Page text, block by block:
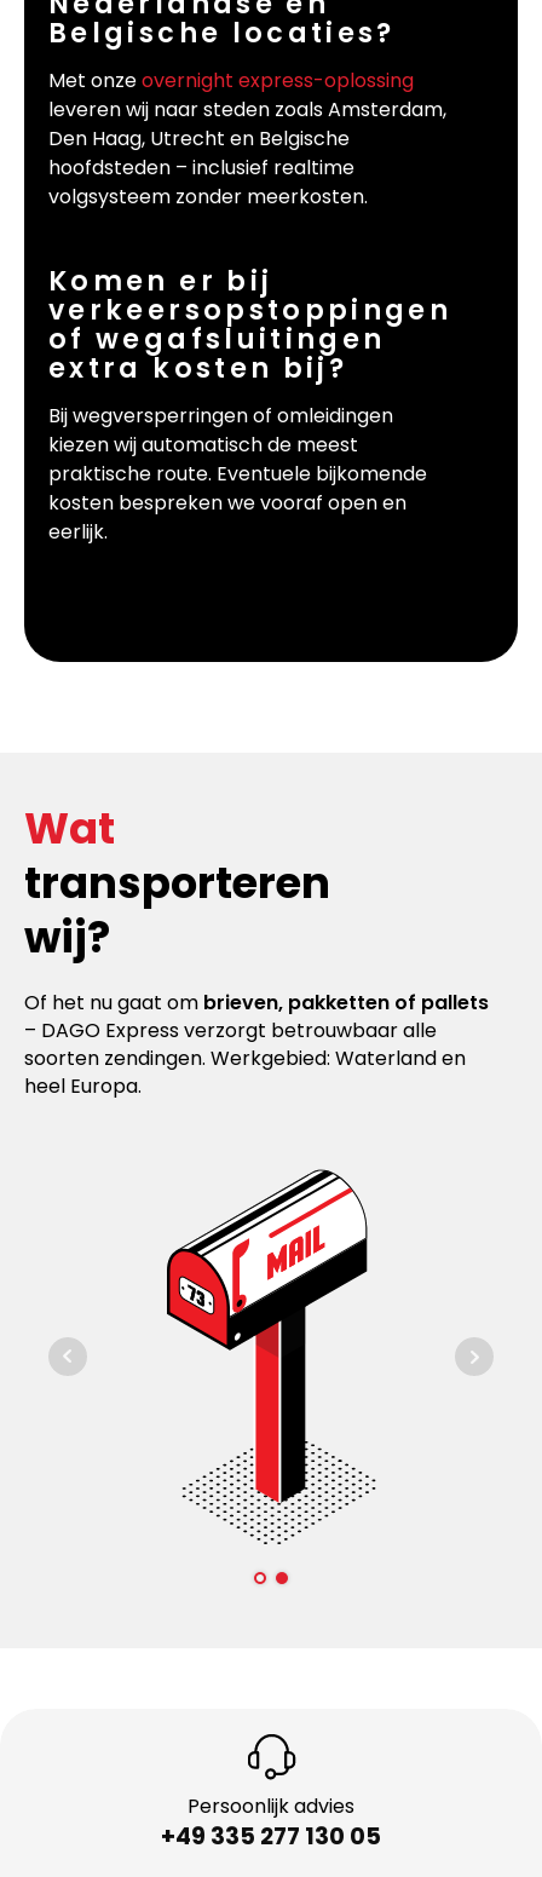
Belgische locaties?
Met onzeovernight express-oplossing
leveren wij naar steden zoals Amsterdam,
Den Haag, Utrecht en Belgische
hoofdsteden – inclusief realtime
volgsysteem zonder meerkosten.
Komen er bij
verkeersopstoppingen
of wegafsluitingen
extra kosten bij?
Bij wegversperringen of omleidingen
kiezen wij automatisch de meest
praktische route. Eventuele bijkomende
kosten bespreken we vooraf open en
eerlijk.
Wat
transporteren
wij?
Of het nu gaat om brieven, pakketten of pallets
– DAGO Express verzorgt betrouwbaar alle
soorten zendingen. Werkgebied: Waterland en
heel Europa.
Persoonlijk advies
+49 335 277 130 05